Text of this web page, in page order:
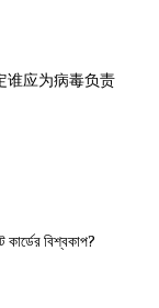
谁应为病毒负责
বিশ্বকাপ?